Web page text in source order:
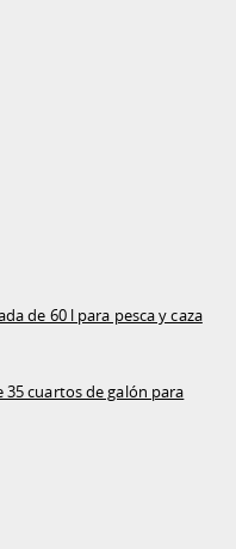
de 60 l para pesca y caza
cuartos de galón para